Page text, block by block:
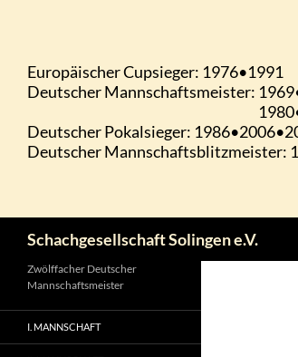
Schachgesellschaft Solingen e.V.
Zwölffacher Deutscher
Mannschaftsmeister
I. MANNSCHAFT